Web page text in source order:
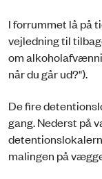
I forrummet lå på
vejledning til
om
når du går ud?").
De fire
gang. Nederst på
malingen på